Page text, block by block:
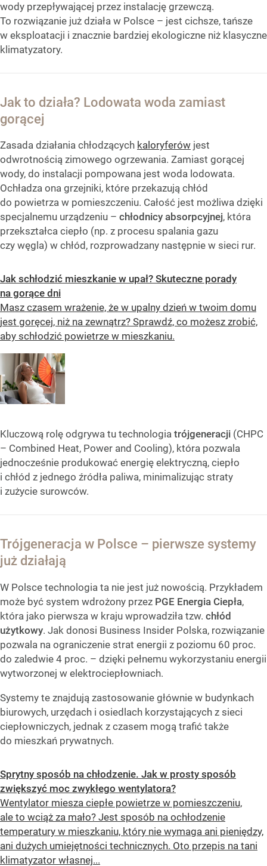
wody przepływającej przez instalację grzewczą.
To rozwiązanie już działa w Polsce – jest cichsze, tańsze
w eksploatacji i znacznie bardziej ekologiczne niż klasyczne
klimatyzatory.
Jak to działa? Lodowata woda zamiast
gorącej
Zasada działania chłodzących kaloryferów jest
odwrotnością zimowego ogrzewania. Zamiast gorącej
wody, do instalacji pompowana jest woda lodowata.
Ochładza ona grzejniki, które przekazują chłód
do powietrza w pomieszczeniu. Całość jest możliwa dzięki
specjalnemu urządzeniu – chłodnicy absorpcyjnej, która
przekształca ciepło (np. z procesu spalania gazu
czy węgla) w chłód, rozprowadzany następnie w sieci rur.
Jak schłodzić mieszkanie w upał? Skuteczne porady
na gorące dni
Masz czasem wrażenie, że w upalny dzień w twoim domu
jest goręcej, niż na zewnątrz? Sprawdź, co możesz zrobić,
aby schłodzić powietrze w mieszkaniu.
Kluczową rolę odgrywa tu technologia trójgeneracji (CHPC
– Combined Heat, Power and Cooling), która pozwala
jednocześnie produkować energię elektryczną, ciepło
i chłód z jednego źródła paliwa, minimalizując straty
i zużycie surowców.
Trójgeneracja w Polsce – pierwsze systemy
już działają
W Polsce technologia ta nie jest już nowością. Przykładem
może być system wdrożony przez PGE Energia Ciepła,
która jako pierwsza w kraju wprowadziła tzw. chłód
użytkowy. Jak donosi Business Insider Polska, rozwiązanie
pozwala na ograniczenie strat energii z poziomu 60 proc.
do zaledwie 4 proc. – dzięki pełnemu wykorzystaniu energii
wytworzonej w elektrociepłowniach.
Systemy te znajdują zastosowanie głównie w budynkach
biurowych, urzędach i osiedlach korzystających z sieci
ciepłowniczych, jednak z czasem mogą trafić także
do mieszkań prywatnych.
Sprytny sposób na chłodzenie. Jak w prosty sposób
zwiększyć moc zwykłego wentylatora?
Wentylator miesza ciepłe powietrze w pomieszczeniu,
ale to wciąż za mało? Jest sposób na ochłodzenie
temperatury w mieszkaniu, który nie wymaga ani pieniędzy,
ani dużych umiejętności technicznych. Oto przepis na tani
klimatyzator własnej...